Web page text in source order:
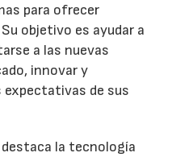
para ofrecer
objetivo es ayudar a
a las nuevas
innovar y
expectativas de sus
la tecnología